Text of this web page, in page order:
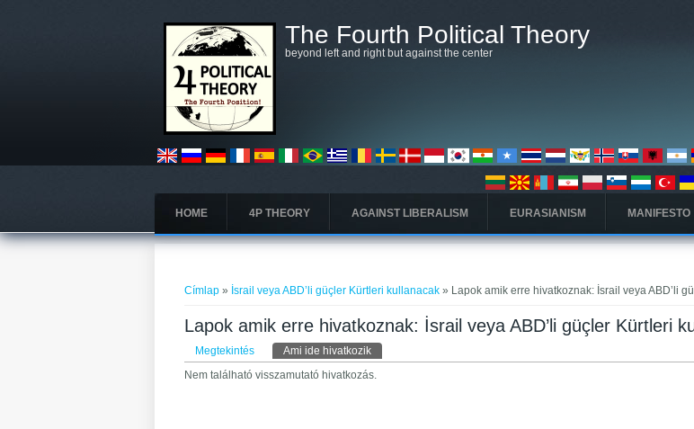
The Fourth Political Theory
beyond left and right but against the center
HOME 4P THEORY AGAINST LIBERALISM EURASIANISM MANIFESTO
Jelenlegi hely
Címlap » İsrail veya ABD’li güçler Kürtleri kullanacak » Lapok amik erre hivatkoznak: İsrail veya ABD’li
Lapok amik erre hivatkoznak: İsrail veya ABD’li güçler Kürtleri
Elsődleges fülek
Megtekintés Ami ide hivatkozik
Nem található visszamutató hivatkozás.